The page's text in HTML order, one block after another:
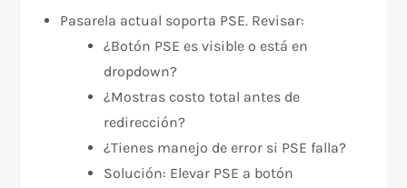
Pasarela actual soporta PSE. Revisar:
¿Botón PSE es visible o está en
dropdown?
¿Mostras costo total antes de
redirección?
¿Tienes manejo de error si PSE falla?
Solución: Elevar PSE a botón